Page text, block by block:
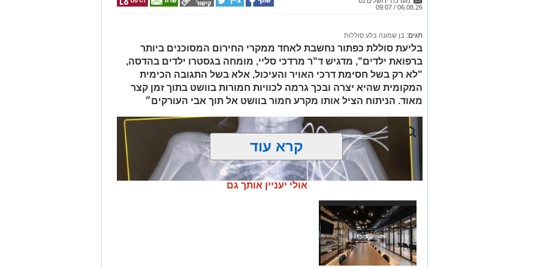
לתאריך 6.8.26.
בפעילות נוספת של בלשי תחנת בית שמש, ובמסגרת מעקב סמוי אחר רכב החשוד
בסחר בסמים, זוהו על פי החשד שתי עסקאות סחר בחומרים אסורים. השוטרים
ביצעו את מעצר הנהגת, ובחיפוש ברכב נתפסו למעלה מ-2 ק"ג של חומרים
החשודים כסמים מסוכנים, טלפון נייד ו-1,700 ש"ח במזומן. החשודה (25) תושבת
העיר ירושלים נעצרה והועברה להמשיך טיפול חקירה.
מעצרם של החשודים הוארך בבית המשפט.
06.08.26 / 09:07
תגים: בן שמונה בלע סוללות
בליעת סוללת כפתור נחשבת לאחד ממקרי החירום המסוכנים ביותר
ברפואת ילדים", מדגיש ד"ר מרדכי סליי, מומחה בגסטרו ילדים בהדסה,
"לא רק בשל חסימת דרכי האויר והעיכול, אלא בשל התגובה הכימית
המקומית שהיא יצרה ובכך גרמה לכוויות חמורות בוושט בתוך זמן קצר
מאוד. הניתוח הציל אותו מקרע חמור בוושט אל תוך אבי העורקים״
קרא עוד
אולי יעניין אותך גם